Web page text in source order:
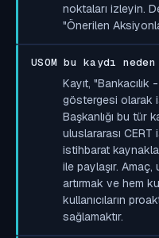
noktaları izleyin.
"Önerilen
USOM bu kaydı
Kayıt,
göstergesi olarak
Başkanlığı bu tür
uluslararası
istihbarat
ile paylaşır.
artırmak ve hem
kullanıcıların
sağlamaktır.